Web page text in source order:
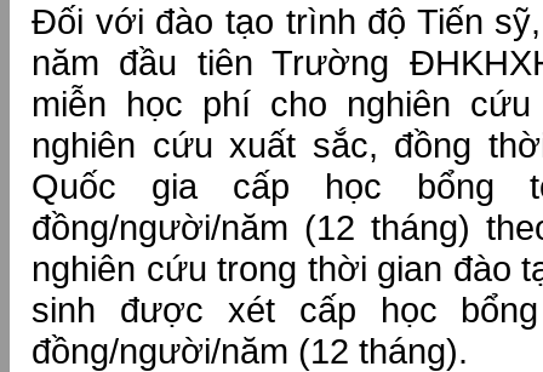
Đối với đào tạo trình độ Tiến
năm đầu tiên Trường
miễn học phí cho nghiên
nghiên cứu xuất sắc, đồng
Quốc gia cấp học bổng
đồng/người/năm (12 tháng)
nghiên cứu trong thời gian đào
sinh được xét cấp học
đồng/người/năm (12 tháng).